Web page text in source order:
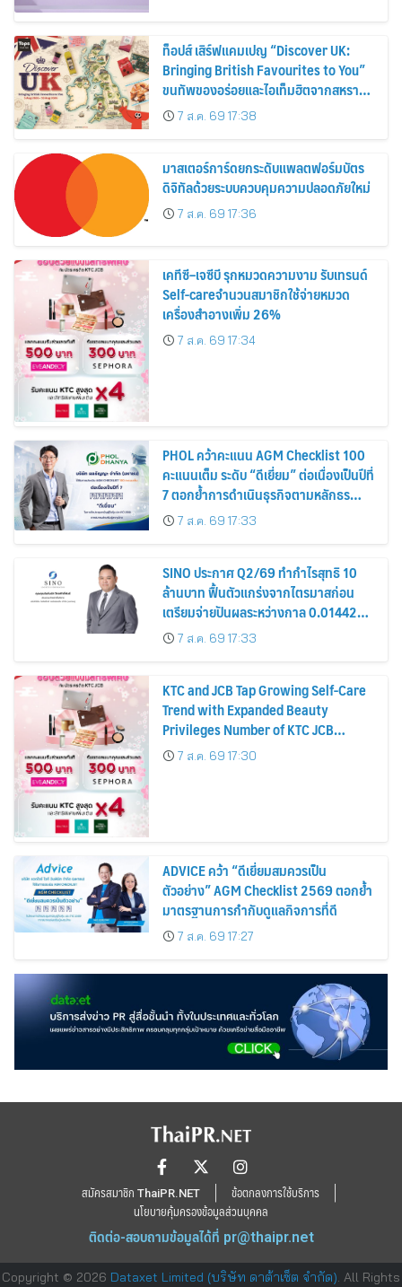
ท็อปส์ เสิร์ฟแคมเปญ “Discover UK:
Bringing British Favourites to You”
ขนทัพของอร่อยและไอเท็มฮิตจากสหราช
อาณาจักร ส่งตรงถึงมือตั้งแต่วันนี้ – 18
สิงหาคมนี้
7 ส.ค. 69 17:38
มาสเตอร์การ์ดยกระดับแพลตฟอร์มบัตร
ดิจิทัลด้วยระบบควบคุมความปลอดภัยใหม่
7 ส.ค. 69 17:36
เคทีซี–เจซีบี รุกหมวดความงาม รับเทรนด์
Self-careจำนวนสมาชิกใช้จ่ายหมวด
เครื่องสำอางเพิ่ม 26%
7 ส.ค. 69 17:34
PHOL คว้าคะแนน AGM Checklist 100
คะแนนเต็ม ระดับ “ดีเยี่ยม” ต่อเนื่องเป็นปีที่
7 ตอกย้ำการดำเนินธุรกิจตามหลักธร
รมาภิบาล โปร่งใส สร้างความเชื่อมั่นผู้ถือ
หุ้น
7 ส.ค. 69 17:33
SINO ประกาศ Q2/69 ทำกำไรสุทธิ 10
ล้านบาท ฟื้นตัวแกร่งจากไตรมาสก่อน
เตรียมจ่ายปันผลระหว่างกาล 0.014423
บาทต่อหุ้น ครึ่งปีหลังมุ่งเติบโตต่อเนื่อง
7 ส.ค. 69 17:33
KTC and JCB Tap Growing Self-Care
Trend with Expanded Beauty
Privileges Number of KTC JCB
Cardmembers Spending on
Cosmetics Rises 26%
7 ส.ค. 69 17:30
ADVICE คว้า “ดีเยี่ยมสมควรเป็น
ตัวอย่าง” AGM Checklist 2569 ตอกย้ำ
มาตรฐานการกำกับดูแลกิจการที่ดี
7 ส.ค. 69 17:27
สมัครสมาชิก ThaiPR.NET
ข้อตกลงการใช้บริการ
นโยบายคุ้มครองข้อมูลส่วนบุคคล
ติดต่อ-สอบถามข้อมูลได้ที่ pr@thaipr.net
Copyright © 2026 Dataxet Limited (บริษัท ดาต้าเซ็ต จำกัด). All Rights